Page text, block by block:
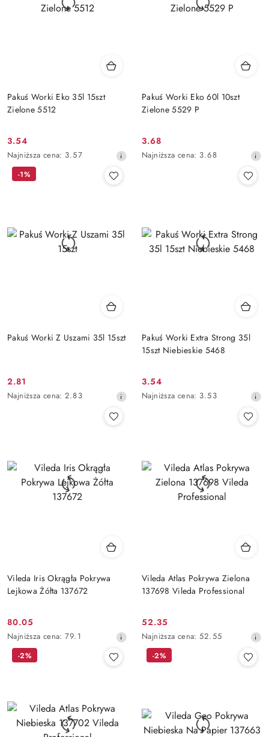
Pakuś Worki Eko 35l 15szt
Zielone 5512
Cena
promocyjna:
3.54
Najniższa
cena
Najniższa cena: 3.57
Pakuś Worki Eko 60l 10szt
Zielone 5529 P
Cena
promocyjna:
3.68
Najniższa
Najniższa cena: 3.68
Pakuś Worki Z Uszami 35l 15szt
Cena
promocyjna:
2.81
Najniższa
obniżką
Najniższa cena: 2.83
-1%
Pakuś Worki Extra Strong 35l
15szt Niebieskie 5468
Cena
promocyjna:
3.54
Najniższa
obniżką
Najniższa cena: 3.53
Vileda Iris Okrągła Pokrywa
Lejkowa Żółta 137672
Cena
promocyjna:
80.05
Najniższa
cena
obniżką
Najniższa cena: 79.1
Vileda Atlas Pokrywa Zielona
137698 Vileda Professional
Cena
promocyjna:
52.35
Najniższa
cena
Najniższa cena: 52.55
-2% -2%